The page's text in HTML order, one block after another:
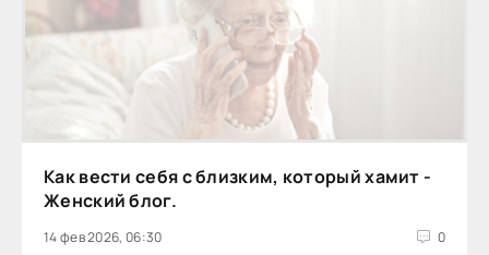
Как вести себя с близким, который хамит -
Женский блог.
14 фев 2026, 06:30 0